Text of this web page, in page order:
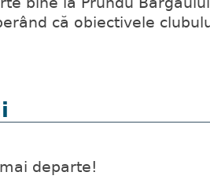
că obiectivele
departe!